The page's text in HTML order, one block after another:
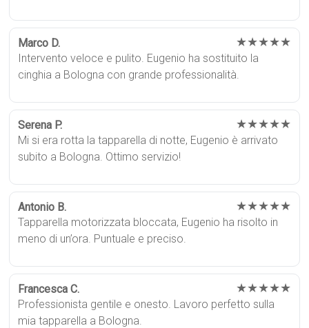
Marco D. ★★★★★
Intervento veloce e pulito. Eugenio ha sostituito la
cinghia a Bologna con grande professionalità.
Serena P. ★★★★★
Mi si era rotta la tapparella di notte, Eugenio è arrivato
subito a Bologna. Ottimo servizio!
Antonio B. ★★★★★
Tapparella motorizzata bloccata, Eugenio ha risolto in
meno di un’ora. Puntuale e preciso.
Francesca C. ★★★★★
Professionista gentile e onesto. Lavoro perfetto sulla
mia tapparella a Bologna.